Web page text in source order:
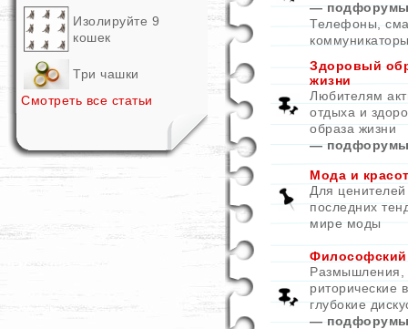
Изолируйте 9
кошек
Три чашки
Смотреть все статьи
—
Телефоны,
Здоровый
жизни
Любителям
отдыха и
образа жизни
—
Мода и
Для ценителей
последних
мире моды
Философский
Размышления,
риторические
глубокие
—